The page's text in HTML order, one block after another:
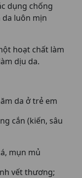
dụng chống
da luôn mịn
hoạt chất làm
dịu da.
da ở trẻ em
cắn (kiến, sâu
mụn mủ
vết thương;